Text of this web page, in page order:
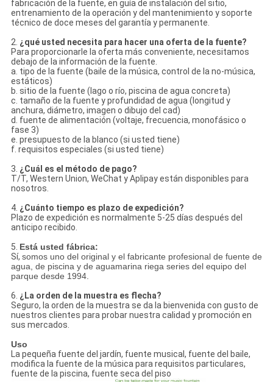
fabricación de la fuente, en guía de instalación del sitio,
entrenamiento de la operación y del mantenimiento y soporte
técnico de doce meses del garantía y permanente.
2. ¿qué usted necesita para hacer una oferta de la fuente?
Para proporcionarle la oferta más conveniente, necesitamos
debajo de la información de la fuente.
a. tipo de la fuente (baile de la música, control de la no-música,
estáticos)
b. sitio de la fuente (lago o río, piscina de agua concreta)
c. tamaño de la fuente y profundidad de agua (longitud y
anchura, diámetro, imagen o dibujo del cad)
d. fuente de alimentación (voltaje, frecuencia, monofásico o
fase 3)
e. presupuesto de la blanco (si usted tiene)
f. requisitos especiales (si usted tiene)
3. ¿Cuál es el método de pago?
T/T, Western Union, WeChat y Aplipay están disponibles para
nosotros.
4. ¿Cuánto tiempo es plazo de expedición?
Plazo de expedición es normalmente 5-25 días después del
anticipo recibido.
5. Está usted fábrica:
Sí, somos uno del original y el fabricante profesional de fuente de
agua, de piscina y de aguamarina riega series del equipo del
parque desde 1994.
6. ¿La orden de la muestra es flecha?
Seguro, la orden de la muestra se da la bienvenida con gusto de
nuestros clientes para probar nuestra calidad y promoción en
sus mercados.
Uso
La pequeña fuente del jardín, fuente musical, fuente del baile,
modifica la fuente de la música para requisitos particulares,
fuente de la piscina, fuente seca del piso